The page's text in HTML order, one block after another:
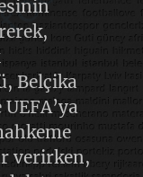
Belçika
verirken,